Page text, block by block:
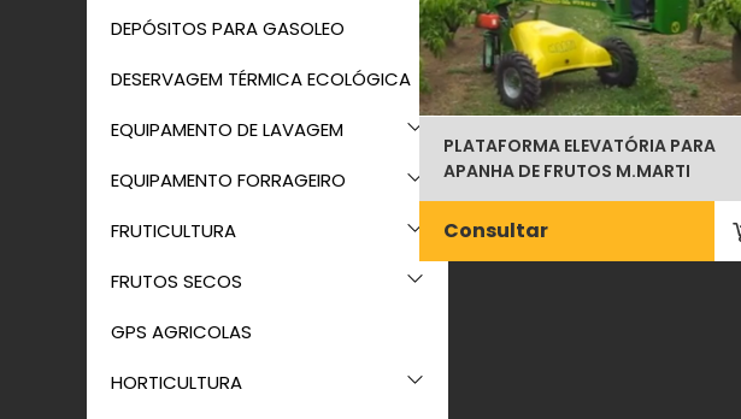
DEPÓSITOS PARA GASOLEO
DESERVAGEM TÉRMICA ECOLÓGICA
EQUIPAMENTO DE LAVAGEM
EQUIPAMENTO FORRAGEIRO
FRUTICULTURA
FRUTOS SECOS
GPS AGRICOLAS
HORTICULTURA
PLATAFORMA ELEVATÓRIA PARA
APANHA DE FRUTOS M.MARTI
Consultar